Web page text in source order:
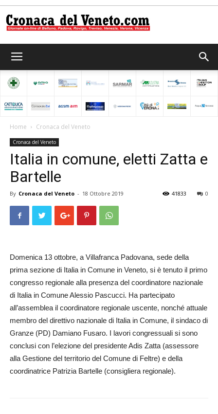
del
Home Cronaca del Veneto
Cronaca del Veneto
Italia in comune, eletti Zatta e
Bartelle
By Cronaca del Veneto - 18 Ottobre 2019 0
41833
Domenica 13 ottobre, a Villafranca Padovana, sede della
prima sezione di Italia in Comune in Veneto, si è tenuto il primo
congresso regionale alla presenza del coordinatore nazionale
di Italia in Comune Alessio Pascucci. Ha partecipato
all’assemblea il coordinatore regionale uscente, nonché attuale
membro del direttivo nazionale di Italia in Comune, il sindaco di
Granze (PD) Damiano Fusaro. I lavori congressuali si sono
conclusi con l’elezione del presidente Adis Zatta (assessore
alla Gestione del territorio del Comune di Feltre) e della
coordinatrice Patrizia Bartelle (consigliera regionale).